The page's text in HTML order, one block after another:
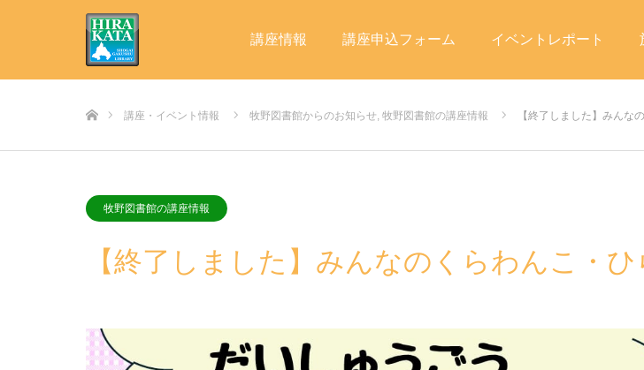
講座情報 講座申込フォーム イベントレポート
講座・イベント情報 牧野図書館からのお知らせ, 牧野図書館の講座情報 【終了しました】みんな
牧野図書館の講座情報
【終了しました】みんなのくらわんこ・